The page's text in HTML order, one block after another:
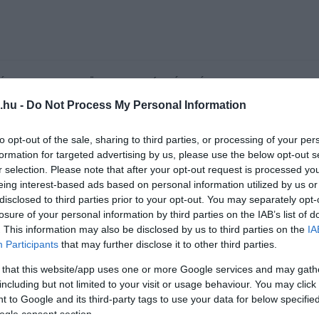
- Do Not Process My Personal Information
opt-out of the sale, sharing to third parties, or processing of your
for targeted advertising by us, please use the below opt-out
selection. Please note that after your opt-out request is processed
interest-based ads based on personal information utilized by us
to third parties prior to your opt-out. You may separately
of your personal information by third parties on the IAB’s list of
This information may also be disclosed by us to third parties on the
Participants that may further disclose it to other third parties.
that this website/app uses one or more Google services and may
but not limited to your visit or usage behaviour. You may
to Google and its third-party tags to use your data for below
consent section.
2026MINDENKI ÜGYERIASZTÓEGÉSZSÉG+OTTHON & DESIGN
amely a Rapid Wi...
több mint 70 millió forintos fejl...
IDÉN JÚLIUSBAN A BÁTRAK ISMÉT MEGHÓDÍTHATJÁK AZ
EGRI VÁR FALÁT
2021. június 17|Eger ügye